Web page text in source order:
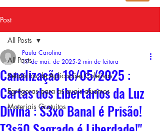
Post
All Posts
Relatórios de Aplicações Coletivas
Egrégoras para as quais atuamos
Materiais Gratuitos
All Posts
Canalização 18/05/2025 :
Cartas dos Libertários da Luz
Divina : S3xo Banal é Prisão!
Paula Carolina
19 de mai. de 2025 2 min de leitura